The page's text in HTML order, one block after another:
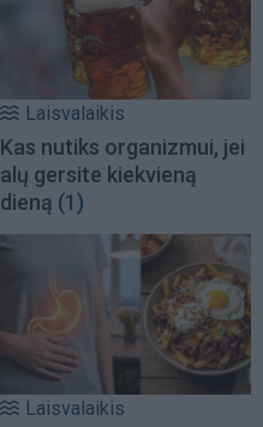
Laisvalaikis
Kas nutiks organizmui, jei
alų gersite kiekvieną
dieną (1)
Laisvalaikis